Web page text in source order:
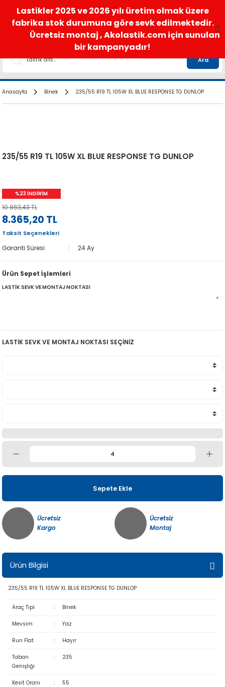
satis@akolastik.com 0 850 285 63 85
Ara
Anasayfa Binek 235/55 R19 TL 105W XL BLUE RESPONSE TG DUNLOP
235/55 R19 TL 105W XL BLUE RESPONSE TG DUNLOP
%23 İNDİRİM
10.863,43 TL
8.365,20 TL
Taksit Seçenekleri
Garanti Süresi
24 Ay
Ürün Sepet İşlemleri
LASTİK SEVK VE MONTAJ NOKTASI
*
LASTİK SEVK VE MONTAJ NOKTASI SEÇİNİZ
Sepete Ekle
Ücretsiz
Kargo
Ücretsiz
Montaj
Ürün Bilgisi
235/55 R19 TL 105W XL BLUE RESPONSE TG DUNLOP
Araç Tipi : Binek
Mevsim : Yaz
Run Flat : Hayır
Taban
Genişliği
: 235
Kesit Oranı : 55
Lastikler 2025 ve 2026 yılı üretim olmak üzere
fabrika stok durumuna göre sevk edilmektedir.
Ücretsiz montaj , Akolastik.com için sunulan
bir kampanyadır!